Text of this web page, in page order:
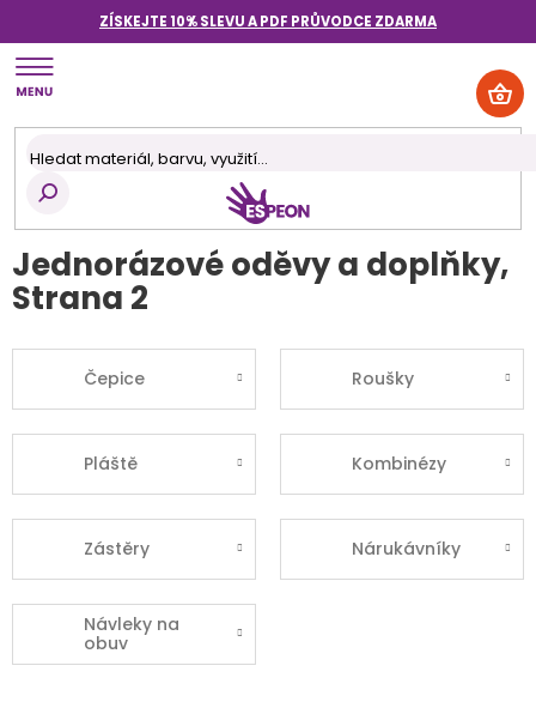
obsah
ZÍSKEJTE 10% SLEVU A PDF PRŮVODCE ZDARMA
Jednorázové oděvy a doplňky,
Strana 2
Čepice Roušky
Pláště Kombinézy
Zástěry Nárukávníky
Návleky na
obuv